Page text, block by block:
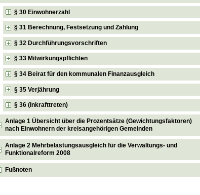
§ 30 Einwohnerzahl
§ 31 Berechnung, Festsetzung und Zahlung
§ 32 Durchführungsvorschriften
§ 33 Mitwirkungspflichten
§ 34 Beirat für den kommunalen Finanzausgleich
§ 35 Verjährung
§ 36 (Inkrafttreten)
Anlage 1 Übersicht über die Prozentsätze (Gewichtungsfaktoren)
nach Einwohnern der kreisangehörigen Gemeinden
Anlage 2 Mehrbelastungsausgleich für die Verwaltungs- und
Funktionalreform 2008
Fußnoten